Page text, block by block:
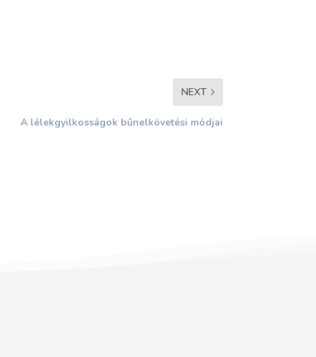
NEXT
A lélekgyilkosságok bűnelkövetési módjai